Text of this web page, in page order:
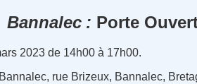
Bannalec Porte
2023 de 14h00 à 17h00.
rue Brizeux, Bannalec,